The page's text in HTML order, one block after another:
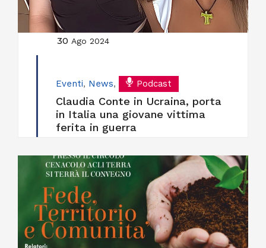
30 Ago 2024
Eventi, News, Podcast
Claudia Conte in Ucraina, porta
in Italia una giovane vittima
ferita in guerra